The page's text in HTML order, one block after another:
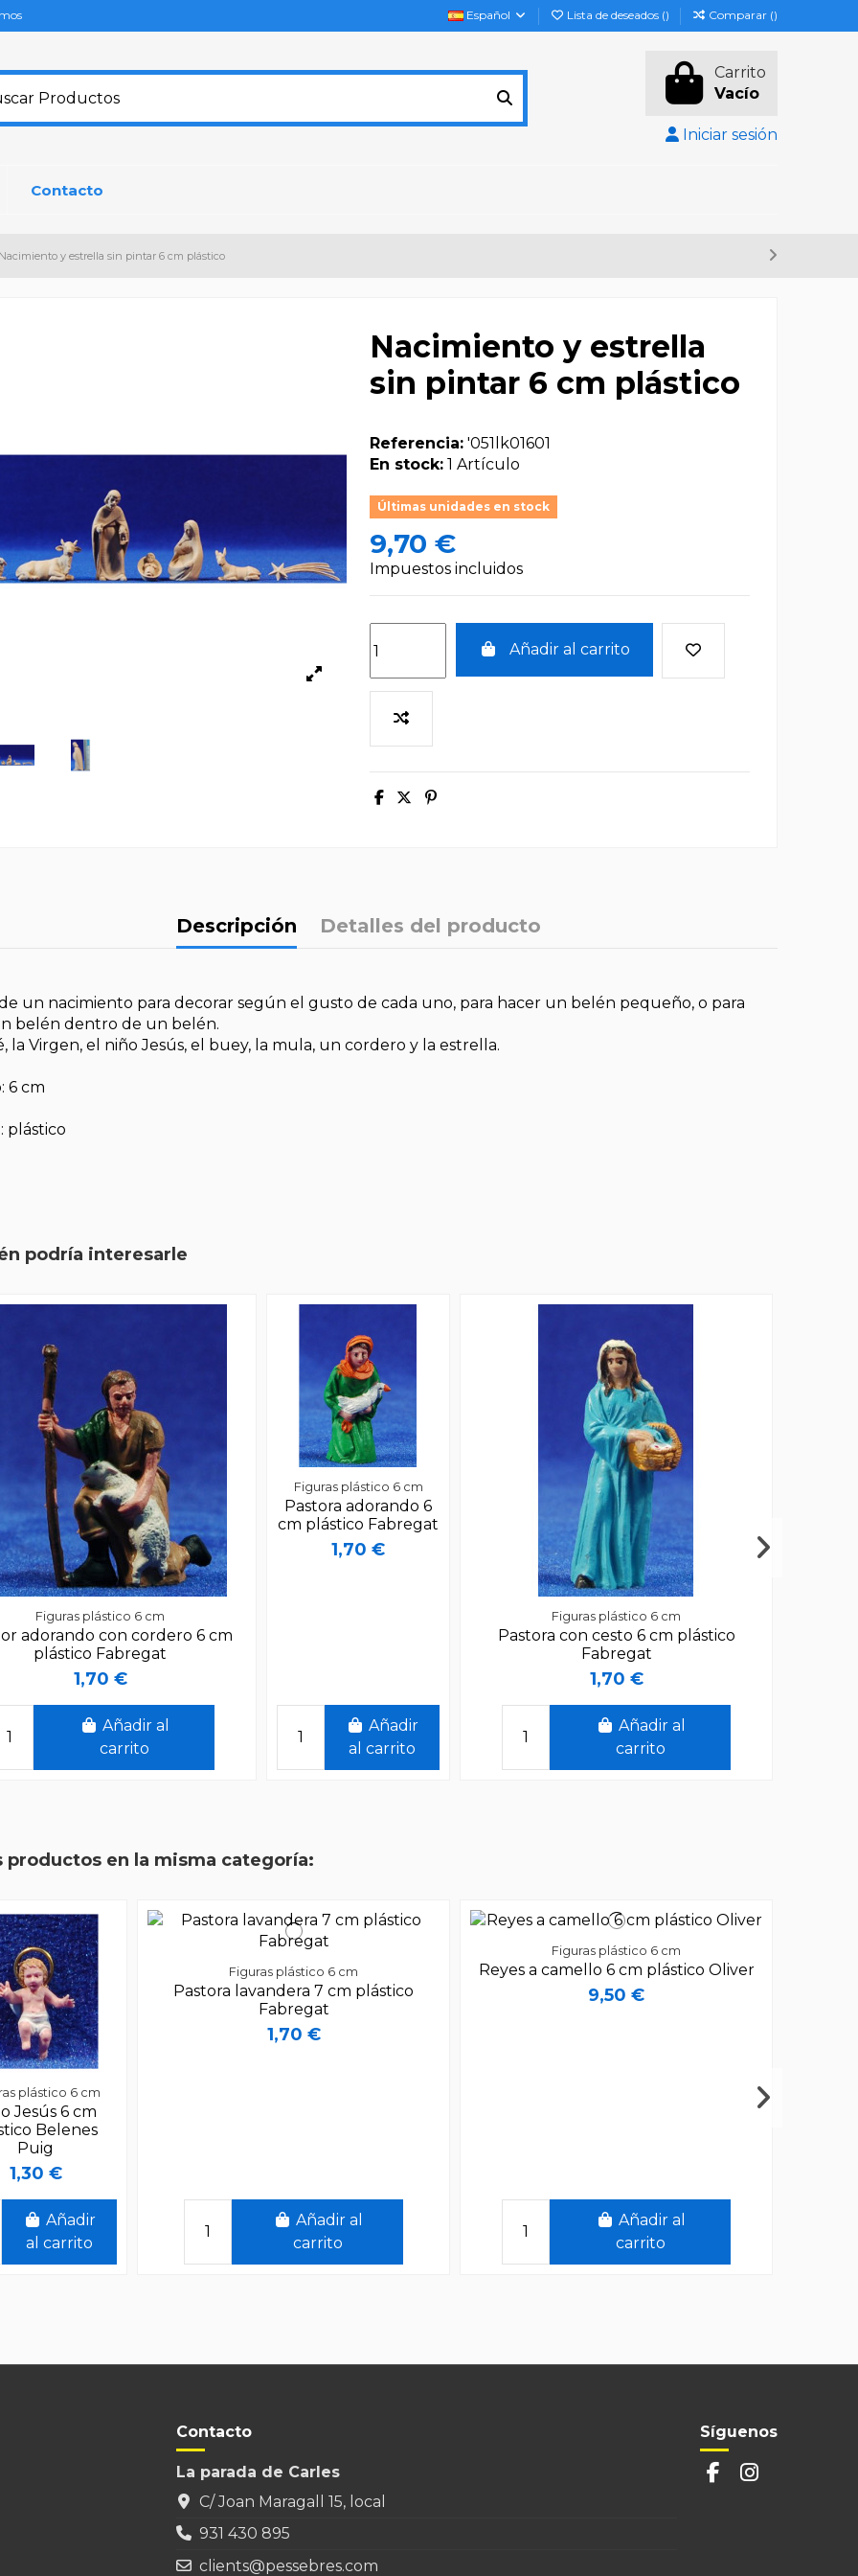
Español Lista de deseados () Comparar ()
Carrito
Vacío
Iniciar sesión
Contacto
y estrella sin pintar 6 cm plástico
Nacimiento y estrella
sin pintar 6 cm plástico
Referencia: '051lk01601
En stock: 1 Artículo
Últimas unidades en stock
9,70 €
Impuestos incluidos
Añadir al carrito
Descripción Detalles del producto
un nacimiento para decorar según el gusto de cada uno, para hacer un belén pequeño, o para
belén dentro de un belén.
la Virgen, el niño Jesús, el buey, la mula, un cordero y la estrella.
6 cm
plástico
podría interesarle
Figuras plástico 6 cm
adorando con cordero 6 cm
plástico Fabregat
1,70 €
Añadir al
carrito
Figuras plástico 6 cm
Pastora adorando 6
cm plástico Fabregat
1,70 €
Añadir
al carrito
Figuras plástico 6 cm
Pastora con cesto 6 cm plástico
Fabregat
1,70 €
Añadir al
carrito
Figuras plástico 6 cm
1,70 €
Figuras plástico 6 cm
Pescador 6 cm
plástico Fabregat
Añadir al
carrito
productos en la misma categoría:
plástico 6 cm
Jesús 6 cm
Belenes
Puig
1,30 €
Añadir
al carrito
Figuras plástico 6 cm
Pastora lavandera 7 cm plástico
Fabregat
1,70 €
Añadir al
carrito
Figuras plástico 6 cm
Reyes a camello 6 cm plástico Oliver
9,50 €
Añadir al
carrito
Contacto
La parada de Carles
C/ Joan Maragall 15, local
931 430 895
clients@pessebres.com
Síguenos